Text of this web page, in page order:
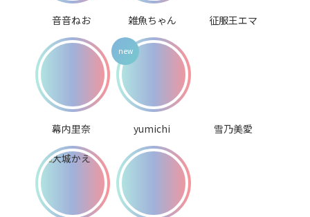
音音ねお 雑魚ちゃん 征服王エマ
幕内里奈 yumichi 雪乃美愛